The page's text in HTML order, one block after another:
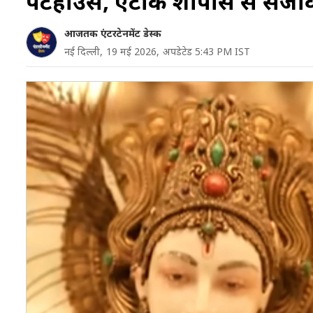
आजतक एंटरटेनमेंट डेस्क
नई दिल्ली, 19 मई 2026, अपडेटेड 5:43 PM IST